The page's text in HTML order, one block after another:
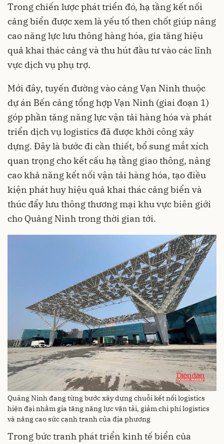
Trong chiến lược phát triển đó, hạ tầng kết nối
cảng biển được xem là yếu tố then chốt giúp nâng
cao năng lực lưu thông hàng hóa, gia tăng hiệu
quả khai thác cảng và thu hút đầu tư vào các lĩnh
vực dịch vụ phụ trợ.
Mới đây, tuyến đường vào cảng Vạn Ninh thuộc
dự án Bến cảng tổng hợp Vạn Ninh (giai đoạn 1)
góp phần tăng năng lực vận tải hàng hóa và phát
triển dịch vụ logistics đã được khởi công xây
dựng. Đây là bước đi cần thiết, bổ sung mắt xích
quan trọng cho kết cấu hạ tầng giao thông, nâng
cao khả năng kết nối vận tải hàng hóa, tạo điều
kiện phát huy hiệu quả khai thác cảng biển và
thúc đẩy lưu thông thương mại khu vực biên giới
cho Quảng Ninh trong thời gian tới.
Quảng Ninh đang từng bước xây dựng chuỗi kết nối logistics
hiện đại nhằm gia tăng năng lực vận tải, giảm chi phí logistics
và nâng cao sức cạnh tranh của địa phương
Trong bức tranh phát triển kinh tế biển của